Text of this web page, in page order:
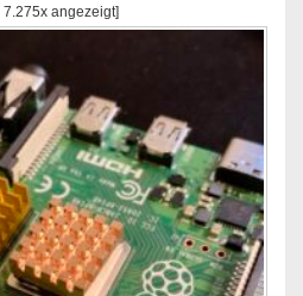
| 7.275x angezeigt]